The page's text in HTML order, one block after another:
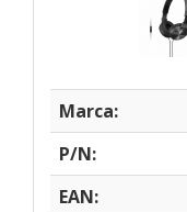
Marca:
P/N:
EAN: